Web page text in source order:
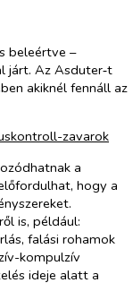
beleértve –
járt. Az Asduter‑t
akiknél fennáll az
zavarok
a
hogy a
is, például:
falási rohamok
kompulzív
ideje alatt a